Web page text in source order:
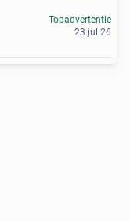
Topadvertentie
23 jul 26